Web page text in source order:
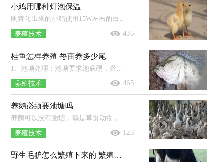
小鸡用哪种灯泡保温
养殖技术 435
桂鱼怎样养殖 每亩养多少尾
养殖技术 465
养鹅必须要池塘吗
养殖技术 123
野生毛驴怎么繁殖下来的 繁殖期是多少个月